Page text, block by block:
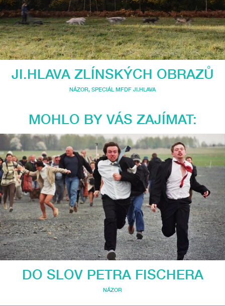
JI.HLAVA ZLÍNSKÝCH OBRAZŮ
NÁZOR, SPECIÁL MFDF JI.HLAVA
MOHLO BY VÁS ZAJÍMAT:
DO SLOV PETRA FISCHERA
NÁZOR